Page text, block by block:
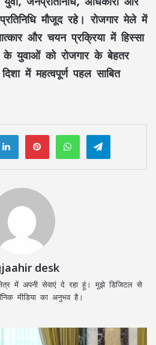
मौजूद रहे। रोजगार मेले में
और चयन प्रक्रिया में हिस्सा
युवाओं को रोजगार के बेहतर
में महत्वपूर्ण पहल साबित
LinkedInPinterestWhatsAppTelegram
desk
में अपनी सेवाएं दे रहा हूं। मुझे डिजिटल से
मीडिया का अनुभव है।